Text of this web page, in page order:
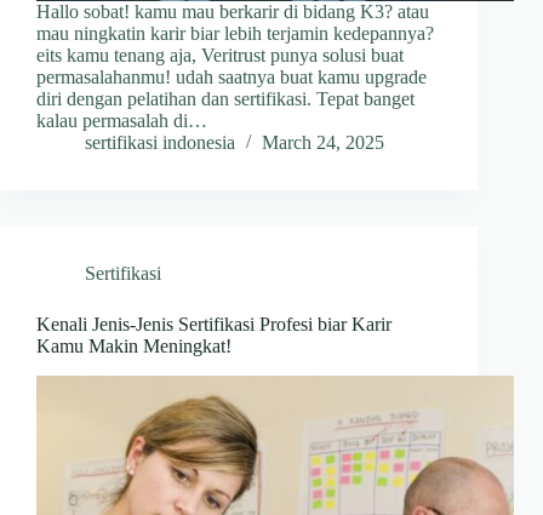
Hallo sobat! kamu mau berkarir di bidang K3? atau
mau ningkatin karir biar lebih terjamin kedepannya?
eits kamu tenang aja, Veritrust punya solusi buat
permasalahanmu! udah saatnya buat kamu upgrade
diri dengan pelatihan dan sertifikasi. Tepat banget
kalau permasalah di…
sertifikasi indonesia
March 24, 2025
Sertifikasi
Kenali Jenis-Jenis Sertifikasi Profesi biar Karir
Kamu Makin Meningkat!